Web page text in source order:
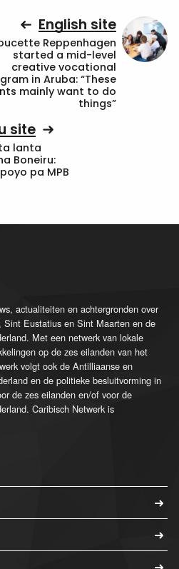
English site
Reppenhagen
started a mid-level
creative vocational
in Aruba: “These
mainly want to do
things”
site
lanta
Boneiru:
pa MPB
actualiteiten en achtergronden over
Eustatius en Sint Maarten en de
Met een netwerk van lokale
op de zes eilanden van het
volgt ook de Antilliaanse en
en de politieke besluitvorming in
de zes eilanden en/of voor de
Caribisch Netwerk is